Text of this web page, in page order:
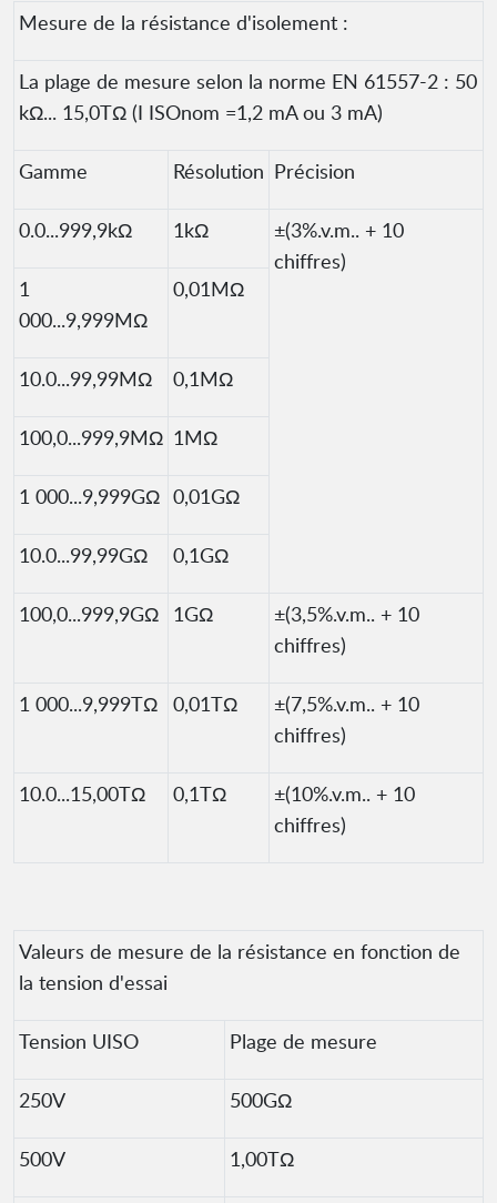
Mesure de la résistance d'isolement :
La plage de mesure selon la norme EN 61557-2 : 50
kΩ... 15,0TΩ (I ISOnom =1,2 mA ou 3 mA)
Gamme Résolution Précision
0.0...999,9kΩ 1kΩ
±(3%.v.m.. + 10
chiffres)
1
000...9,999MΩ
0,01MΩ
10.0...99,99MΩ 0,1MΩ
100,0...999,9MΩ 1MΩ
1 000...9,999GΩ 0,01GΩ
10.0...99,99GΩ 0,1GΩ
100,0...999,9GΩ 1GΩ
±(3,5%.v.m.. + 10
chiffres)
1 000...9,999TΩ 0,01TΩ
±(7,5%.v.m.. + 10
chiffres)
10.0...15,00TΩ 0,1TΩ
±(10%.v.m.. + 10
chiffres)
Valeurs de mesure de la résistance en fonction de
la tension d'essai
Tension UISO Plage de mesure
250V 500GΩ
500V 1,00TΩ